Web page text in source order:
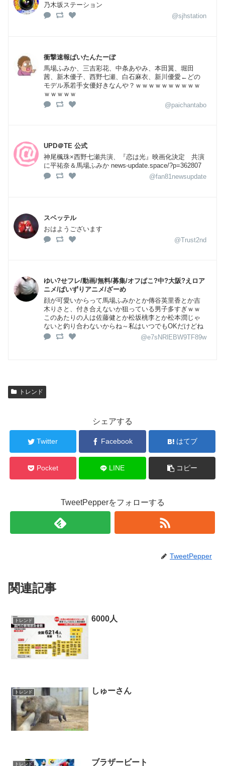
乃木坂ステーション
@sjhstation
衝撃速報ぱいたんたーぼ
馬場ふみか、三吉彩花、中条あやみ、本田翼、堀田
茜、新木優子、西野七瀬、白石麻衣、新川優愛←どの
モデル系若手女優好きなんや？ｗｗｗｗｗｗｗｗｗｗ
ｗｗｗｗｗ
@paichantabo
UPD＠TE 公式
神尾楓珠×西野七瀬共演、『恋は光』映画化決定 共演
に平祐奈＆馬場ふみか news-update.space/?p=362807
@fan81newsupdate
スベッテル
おはようございます
@Trust2nd
ゆい?せフレ/動画/無料/募集/オフぱこ?中?大阪?えロア
ニメ/ぱいずりアニメ/ざーめ
顔が可愛いからって馬場ふみかとか傳谷英里香とか吉
木りさと、付き合えないか狙っている男子多すぎｗｗ
このあたりの人は佐藤健とか松坂桃李とか松本潤じゃ
ないと釣り合わないからね～私はいつでもOKだけどね
@e7sNRlEBW9TF89w
トレンド
シェアする
Twitter Facebook はてブ
Pocket LINE コピー
TweetPepperをフォローする
TweetPepper
関連記事
トレンド 6000人
トレンド しゅーさん
トレンド ブラザービート